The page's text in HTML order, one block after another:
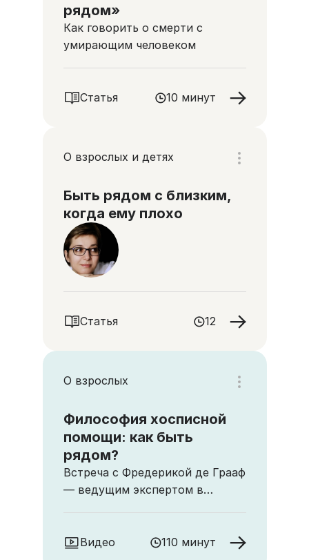
рядом»
Как говорить о смерти с
умирающим человеком
Статья 10 минут
О взрослых и детях
Быть рядом с близким,
когда ему плохо
Статья 12
О взрослых
Философия хосписной
помощи: как быть
рядом?
Встреча с Фредерикой де Грааф
— ведущим экспертом в
медицине
Видео 110 минут